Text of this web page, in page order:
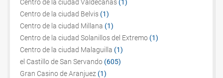
Centro de la ciudad Valdecañas (1)
Centro de la ciudad Belvis (1)
Centro de la ciudad Millana (1)
Centro de la ciudad Solanillos del Extremo (1)
Centro de la ciudad Malaguilla (1)
el Castillo de San Servando (605)
Gran Casino de Aranjuez (1)